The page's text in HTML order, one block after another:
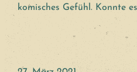
komisches Gefühl. Konnte